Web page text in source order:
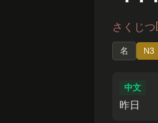
さくじつ
名 N3
中文
昨日